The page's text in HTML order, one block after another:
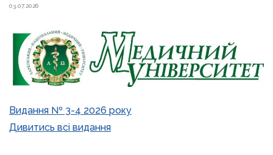
03.07.2026
Видання № 3-4 2026 року
Дивитись всі видання